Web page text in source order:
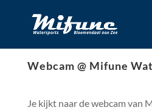
Webcam @ Mifune
Je kijkt naar de webcam van